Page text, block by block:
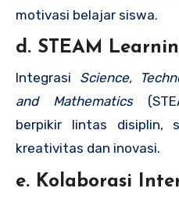
motivasi belajar siswa.
d. STEAM
Integrasi Science,
and Mathematics
berpikir lintas disiplin,
kreativitas dan inovasi.
e. Kolaborasi